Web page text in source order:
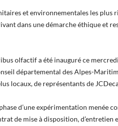
et environnementales les plus
dans une démarche éthique et
olfactif a été inauguré ce
départemental des Alpes-
locaux, de représentants de
d’une expérimentation menée
de mise à disposition,